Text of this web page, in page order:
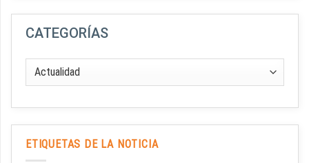
CATEGORÍAS
ETIQUETAS DE LA NOTICIA